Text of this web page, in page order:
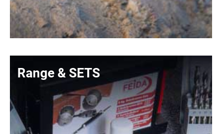
Range & SETS